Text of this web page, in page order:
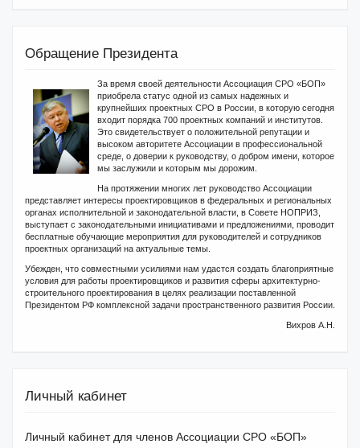
Обращение Президента
За время своей деятельности Ассоциация СРО «БОП»
приобрела статус одной из самых надежных и
крупнейших проектных СРО в России, в которую сегодня
входит порядка 700 проектных компаний и институтов.
Это свидетельствует о положительной репутации и
высоком авторитете Ассоциации в профессиональной
среде, о доверии к руководству, о добром имени, которое
мы заслужили и которым мы дорожим.
На протяжении многих лет руководство Ассоциации
представляет интересы проектировщиков в федеральных и региональных
органах исполнительной и законодательной власти, в Совете НОПРИЗ,
выступает с законодательными инициативами и предложениями, проводит
бесплатные обучающие мероприятия для руководителей и сотрудников
проектных организаций на актуальные темы.
Убежден, что совместными усилиями нам удастся создать благоприятные
условия для работы проектировщиков и развития сферы архитектурно-
строительного проектирования в целях реализации поставленной
Президентом РФ комплексной задачи пространственного развития России.
Вихров А.Н.
Личный кабинет
Личный кабинет для членов Ассоциации СРО «БОП»